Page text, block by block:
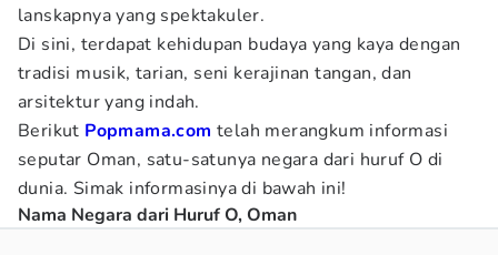
lanskapnya yang spektakuler.
Di sini, terdapat kehidupan budaya yang kaya dengan
tradisi musik, tarian, seni kerajinan tangan, dan
arsitektur yang indah.
Berikut Popmama.com telah merangkum informasi
seputar Oman, satu-satunya negara dari huruf O di
dunia. Simak informasinya di bawah ini!
Nama Negara dari Huruf O, Oman